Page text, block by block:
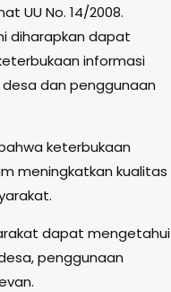
UU No. 14/2008.
diharapkan dapat
informasi
dan penggunaan
keterbukaan
meningkatkan kualitas
dapat mengetahui
penggunaan